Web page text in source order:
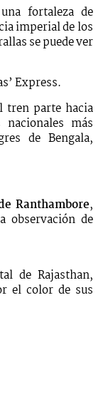
fortaleza de
imperial de los
se puede ver
Express.
tren parte hacia
más
de Bengala,
Ranthambore,
observación de
de Rajasthan,
el color de sus